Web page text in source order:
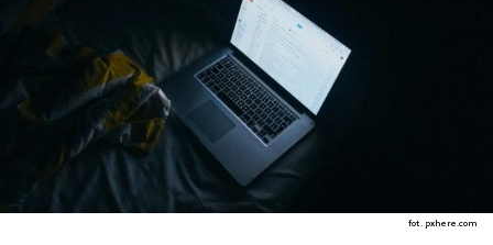
fot. pxhere.com